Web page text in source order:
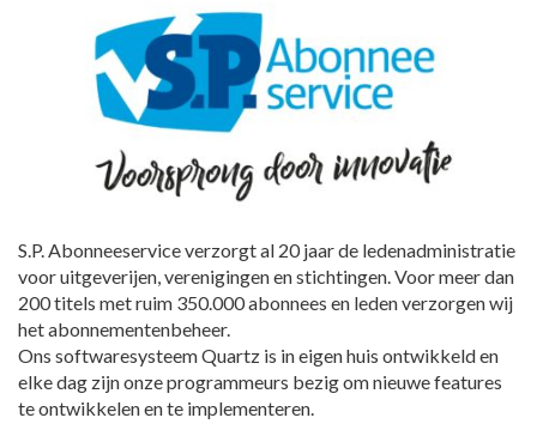
S.P. Abonneeservice verzorgt al 20 jaar de ledenadministratie
voor uitgeverijen, verenigingen en stichtingen. Voor meer dan
200 titels met ruim 350.000 abonnees en leden verzorgen wij
het abonnementenbeheer.
Ons softwaresysteem Quartz is in eigen huis ontwikkeld en
elke dag zijn onze programmeurs bezig om nieuwe features
te ontwikkelen en te implementeren.